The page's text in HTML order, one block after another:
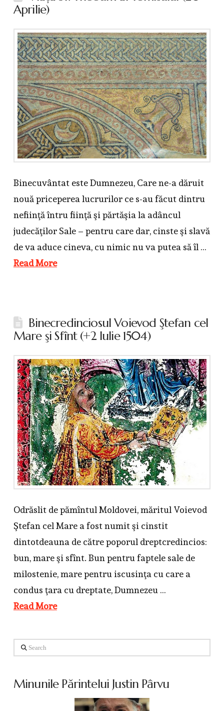
Aprilie)
Binecuvântat este Dumnezeu, Care ne-a dăruit
nouă priceperea lucrurilor ce s-au făcut dintru
nefiinţă întru fiinţă şi părtăşia la adâncul
judecăţilor Sale – pentru care dar, cinste şi slavă
de va aduce cineva, cu nimic nu va putea să îl …
Read More
Binecredinciosul Voievod Ştefan cel
Mare şi Sfînt (+2 Iulie 1504)
Odrăslit de pămîntul Moldovei, măritul Voievod
Ştefan cel Mare a fost numit şi cinstit
dintotdeauna de către poporul dreptcredincios:
bun, mare şi sfînt. Bun pentru faptele sale de
milostenie, mare pentru iscusinţa cu care a
condus ţara cu dreptate, Dumnezeu …
Read More
Search
Minunile Părintelui Justin Pârvu